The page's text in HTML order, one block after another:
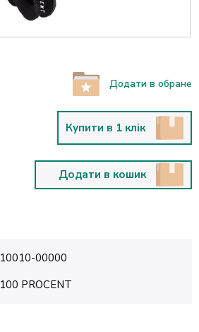
Додати в обране
Купити в 1 клік
Додати в кошик
10010-00000
100 PROCENT